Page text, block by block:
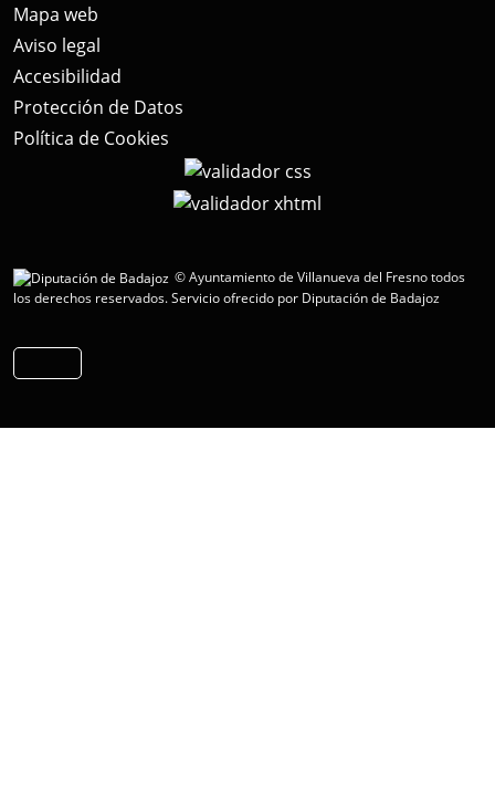
Mapa web
Aviso legal
Accesibilidad
Protección de Datos
Política de Cookies
© Ayuntamiento de Villanueva del Fresno todos
los derechos reservados.Servicio ofrecido por Diputación de Badajoz